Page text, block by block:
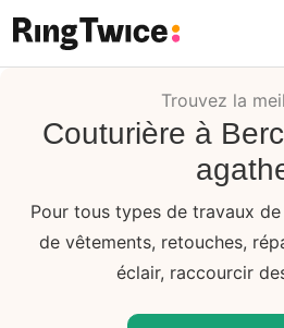
Ring Twice
Trouvez la
Couturière à
Pour tous types de travaux
de vêtements, retouches,
éclair, raccourcir